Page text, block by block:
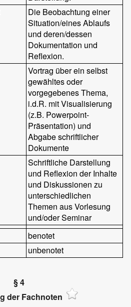
Die Beobachtung einer
Situation/eines Ablaufs
und deren/dessen
Dokumentation und
Reflexion.
Vortrag über ein selbst
gewähltes oder
vorgegebenes Thema,
i.d.R. mit Visualisierung
(z.B. Powerpoint-
Präsentation) und
Abgabe schriftlicher
Dokumente
Schriftliche Darstellung
und Reflexion der Inhalte
und Diskussionen zu
unterschiedlichen
Themen aus Vorlesung
und/oder Seminar
benotet
unbenotet
§ 4
der Fachnoten